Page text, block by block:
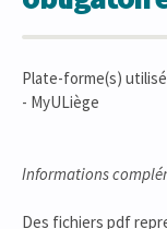
Plate-forme(s)
- MyULiège
Informations
Des fichiers pdf